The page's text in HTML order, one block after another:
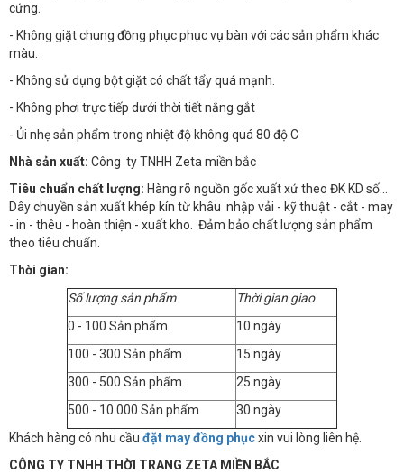
cứng.
- Không giặt chung đồng phục phục vụ bàn với các sản phẩm khác
màu.
- Không sử dụng bột giặt có chất tẩy quá mạnh.
- Không phơi trực tiếp dưới thời tiết nắng gắt
- Ủi nhẹ sản phẩm trong nhiệt độ không quá 80 độ C
Nhà sản xuất: Công ty TNHH Zeta miền bắc
Tiêu chuẩn chất lượng: Hàng rõ nguồn gốc xuất xứ theo ĐK KD số…
Dây chuyền sản xuất khép kín từ khâu nhập vải - kỹ thuật - cắt - may
- in - thêu - hoàn thiện - xuất kho. Đảm bảo chất lượng sản phẩm
theo tiêu chuẩn.
Thời gian:
Số lượng sản phẩm
Thời gian giao
0 - 100 Sản phẩm
10 ngày
100 - 300 Sản phẩm
15 ngày
300 - 500 Sản phẩm
25 ngày
500 - 10.000 Sản phẩm
30 ngày
Khách hàng có nhu cầu đặt may đồng phụcxin vui lòng liên hệ.
CÔNG TY TNHH THỜI TRANG ZETA MIỀN BẮC